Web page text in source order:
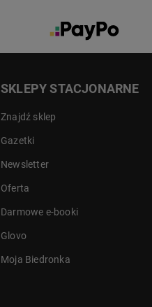
SKLEPY STACJONARNE
Znajdź sklep
Gazetki
Newsletter
Oferta
Darmowe e-booki
Glovo
Moja Biedronka